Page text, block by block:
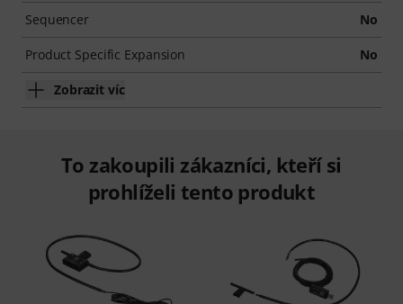
Sequencer No
Product Specific Expansion No
Zobrazit víc
To zakoupili zákazníci, kteří si
prohlíželi tento produkt